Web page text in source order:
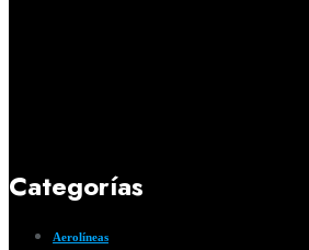
Categorías
Aerolíneas